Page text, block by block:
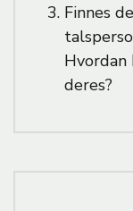
Finnes
deres?